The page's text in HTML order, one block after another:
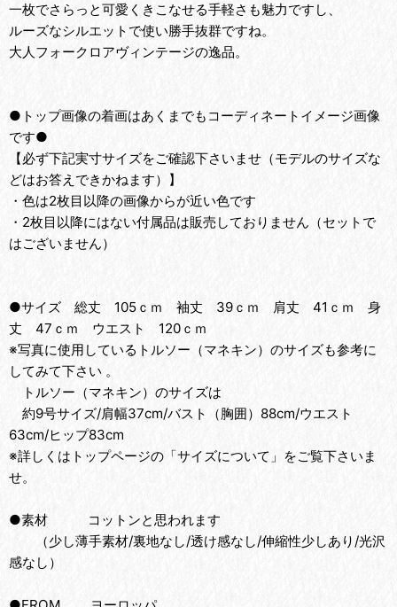
一枚でさらっと可愛くきこなせる手軽さも魅力ですし、
ルーズなシルエットで使い勝手抜群ですね。
大人フォークロアヴィンテージの逸品。
●トップ画像の着画はあくまでもコーディネートイメージ画像
です●
【必ず下記実寸サイズをご確認下さいませ（モデルのサイズな
どはお答えできかねます）】
・色は2枚目以降の画像からが近い色です
・2枚目以降にはない付属品は販売しておりません（セットで
はございません）
●サイズ 総丈 105ｃｍ 袖丈 39ｃｍ 肩丈 41ｃｍ 身
丈 47ｃｍ ウエスト 120ｃｍ
※写真に使用しているトルソー（マネキン）のサイズも参考に
してみて下さい 。
トルソー（マネキン）のサイズは
約9号サイズ/肩幅37cm/バスト（胸囲）88cm/ウエスト
63cm/ヒップ83cm
※詳しくはトップページの「サイズについて」をご覧下さいま
せ。
●素材 コットンと思われます
（少し薄手素材/裏地なし/透け感なし/伸縮性少しあり/光沢
感なし）